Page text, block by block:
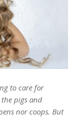
to care for
the pigs and
nor coops. But